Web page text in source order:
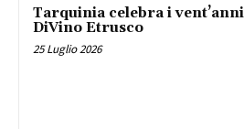
Tarquinia celebra i
DiVino Etrusco
25 Luglio 2026